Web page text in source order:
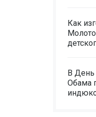
Как
В День
Обама